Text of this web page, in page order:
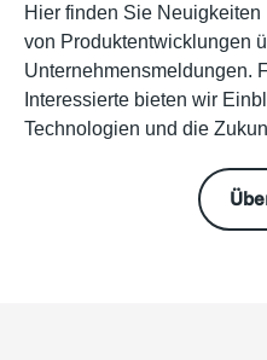
Hier finden Sie
von Produktentwicklungen
Unternehmensmeldungen.
Interessierte bieten wir
Technologien und die